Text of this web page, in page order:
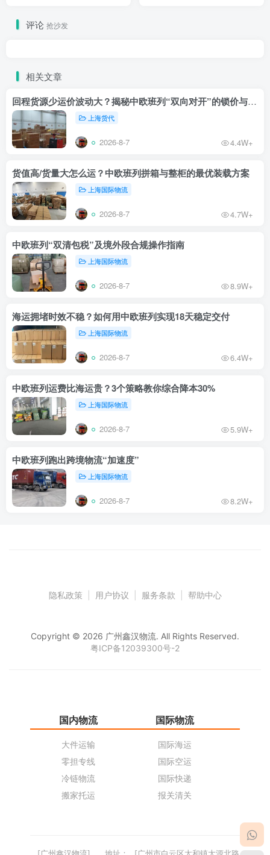
评论 抢沙发
相关文章
回程货源少运价波动大？揭秘中欧班列“双向对开”的锁价与议价技巧
上海货代
2026-8-7 4.4W+
货值高/货量大怎么运？中欧班列拼箱与整柜的最优装载方案
上海国际物流
2026-8-7 4.7W+
中欧班列“双清包税”及境外段合规操作指南
上海国际物流
2026-8-7 8.9W+
海运拥堵时效不稳？如何用中欧班列实现18天稳定交付
上海国际物流
2026-8-7 6.4W+
中欧班列运费比海运贵？3个策略教你综合降本30%
上海国际物流
2026-8-7 5.9W+
中欧班列跑出跨境物流“加速度”
上海国际物流
2026-8-7 8.2W+
隐私政策 用户协议 服务条款 帮助中心
Copyright © 2026 广州鑫汉物流. All Rights Reserved.
粤ICP备12039300号-2
国内物流
大件运输
零担专线
冷链物流
搬家托运
国际物流
国际海运
国际空运
国际快递
报关清关